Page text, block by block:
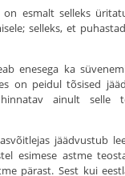
on esmalt selleks
selleks, et
enesega ka
on peidul tõsised
ainult selle
jäädvustub
esi­mese astme
pärast. Sest kui